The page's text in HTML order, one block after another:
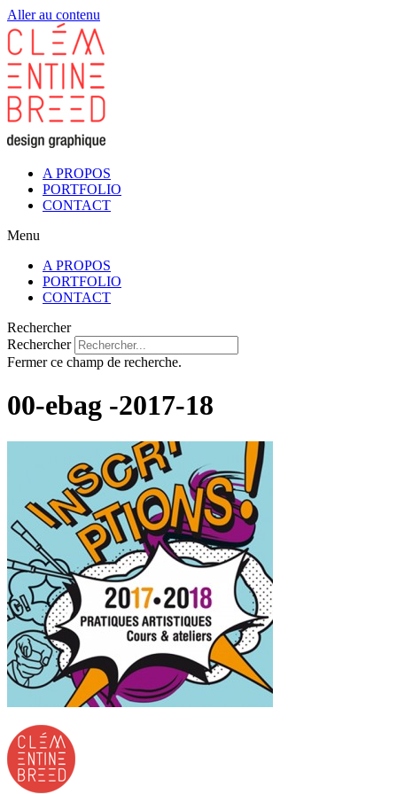
Aller au contenu
A PROPOS
PORTFOLIO
CONTACT
Menu
A PROPOS
PORTFOLIO
CONTACT
Rechercher
Rechercher
Fermer ce champ de recherche.
00-ebag -2017-18